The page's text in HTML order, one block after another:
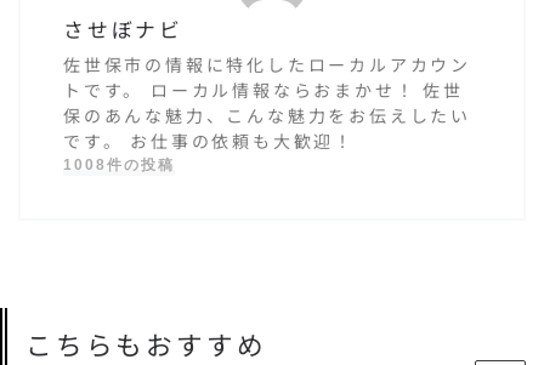
させぼナビ
佐世保市の情報に特化したローカルアカウン
トです。 ローカル情報ならおまかせ！ 佐世
保のあんな魅力、こんな魅力をお伝えしたい
です。 お仕事の依頼も大歓迎！
1008件の投稿
こちらもおすすめ